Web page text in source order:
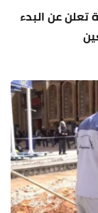
تعلن عن البدء